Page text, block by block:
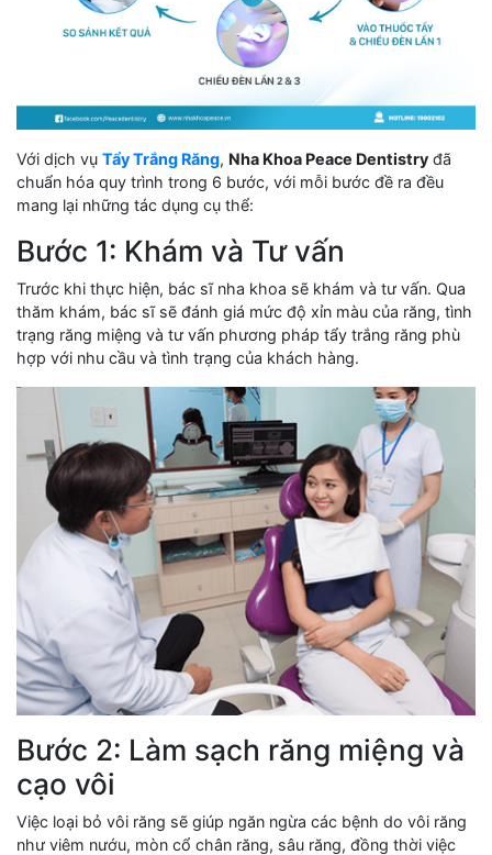
Với dịch vụ Tẩy Trắng Răng, Nha Khoa Peace Dentistry đã
chuẩn hóa quy trình trong 6 bước, với mỗi bước đề ra đều
mang lại những tác dụng cụ thể:
Bước 1: Khám và Tư vấn
Trước khi thực hiện, bác sĩ nha khoa sẽ khám và tư vấn. Qua
thăm khám, bác sĩ sẽ đánh giá mức độ xỉn màu của răng, tình
trạng răng miệng và tư vấn phương pháp tẩy trắng răng phù
hợp với nhu cầu và tình trạng của khách hàng.
Bước 2: Làm sạch răng miệng và
cạo vôi
Việc loại bỏ vôi răng sẽ giúp ngăn ngừa các bệnh do vôi răng
như viêm nướu, mòn cổ chân răng, sâu răng, đồng thời việc